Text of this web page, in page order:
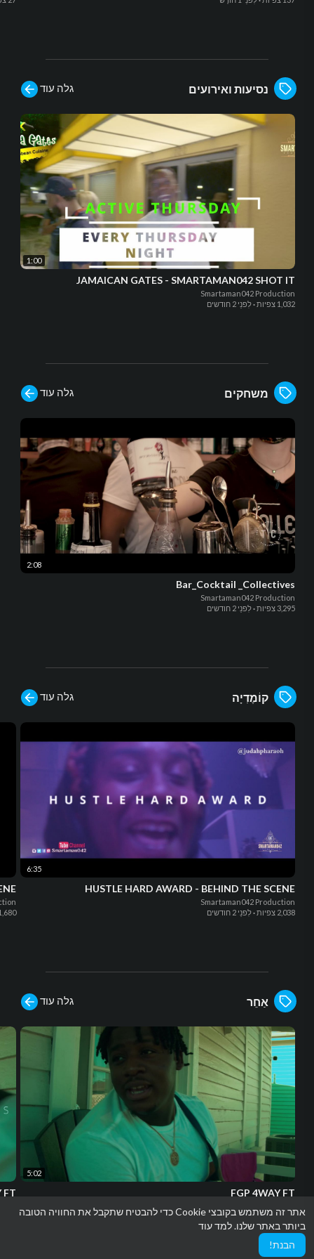
אתר זה משתמש בקובצי Cookie כדי להבטיח שתקבל את החוויה הטובה
ביותר באתר שלנו.למד עוד
הבנת!
נסיעות ואירועים גלה עוד
1:00
JAMAICAN GATES - SMARTAMAN042 SHOT IT
Smartaman042 Production
1,032 צפיות
·לִפנֵי 2 חודשים
משחקים גלה עוד
2:08
Bar_Cocktail _Collectives
Smartaman042 Production
3,295 צפיות
·לִפנֵי 2 חודשים
קוֹמֶדִיָה גלה עוד
1,680
6:35
HUSTLE HARD AWARD - BEHIND THE SCENE
Smartaman042 Production
2,038 צפיות
·לִפנֵי 2 חודשים
אַחֵר גלה עוד
FT
5:02
FGP 4WAY FT
23 צפיות
·לִפנֵי 2 חודשים